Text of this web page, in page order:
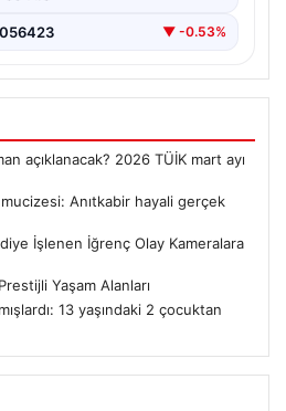
▼ -0.53%
açıklanacak? 2026 TÜİK mart ayı
mucizesi: Anıtkabir hayali gerçek
İşlenen İğrenç Olay Kameralara
Yaşam Alanları
13 yaşındaki 2 çocuktan